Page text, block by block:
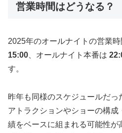
営業時間はどうなる？
2025年のオールナイトの営業
15:00 、オールナイト本番は
す。
昨年も同様のスケジュールだ
アトラクションやショーの構
績をベースに組まれる可能性